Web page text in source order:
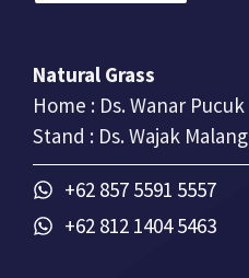
Natural Grass
Home : Ds. Wanar Pucuk
Stand : Ds. Wajak Malang
+62 857 5591 5557
+62 812 1404 5463